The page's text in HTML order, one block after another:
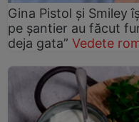
Gina Pistol și Smiley
pe șantier au făcut
deja gata” Vedete